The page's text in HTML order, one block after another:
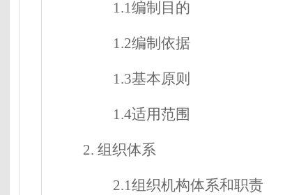
1.1编制目的
1.2编制依据
1.3基本原则
1.4适用范围
2. 组织体系
2.1组织机构体系和职责